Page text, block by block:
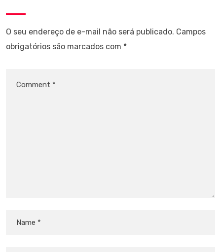
O seu endereço de e-mail não será publicado. Campos
obrigatórios são marcados com *